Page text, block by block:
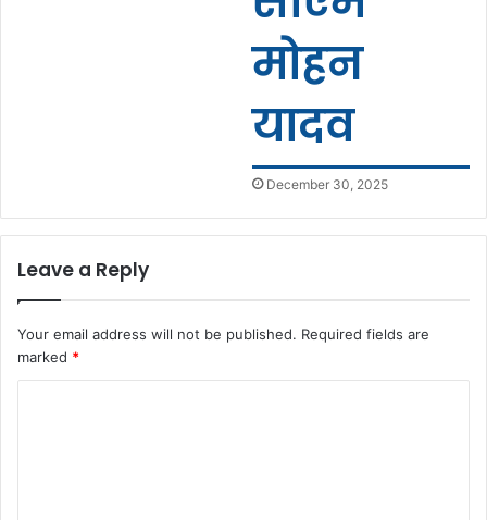
मोहन
यादव
December 30, 2025
Leave a Reply
Your email address will not be published. Required fields are
marked *